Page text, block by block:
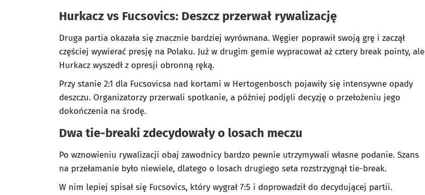
Hurkacz vs Fucsovics: Deszcz przerwał rywalizację
Druga partia okazała się znacznie bardziej wyrównana. Węgier poprawił swoją grę i zaczął
częściej wywierać presję na Polaku. Już w drugim gemie wypracował aż cztery break pointy, ale
Hurkacz wyszedł z opresji obronną ręką.
Przy stanie 2:1 dla Fucsovicsa nad kortami w Hertogenbosch pojawiły się intensywne opady
deszczu. Organizatorzy przerwali spotkanie, a później podjęli decyzję o przełożeniu jego
dokończenia na środę.
Dwa tie-breaki zdecydowały o losach meczu
Po wznowieniu rywalizacji obaj zawodnicy bardzo pewnie utrzymywali własne podanie. Szans
na przełamanie było niewiele, dlatego o losach drugiego seta rozstrzygnął tie-break.
W nim lepiej spisał się Fucsovics, który wygrał 7:5 i doprowadził do decydującej partii.